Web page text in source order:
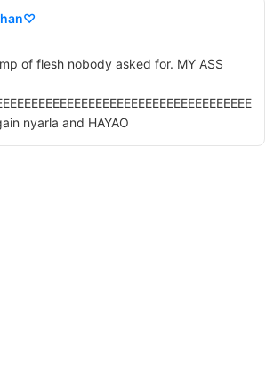
of flesh nobody asked for. MY ASS
nyarla and HAYAO